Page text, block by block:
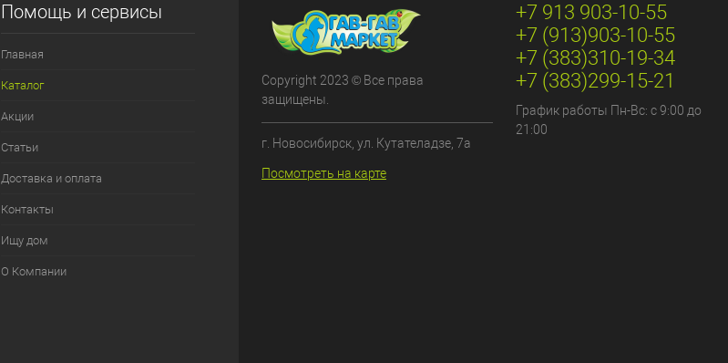
Помощь и сервисы
Главная
Каталог
Акции
Статьи
Доставка и оплата
Контакты
Ищу дом
О Компании
Copyright 2023 © Все права
защищены.
г. Новосибирск, ул. Кутателадзе, 7а
Посмотреть на карте
+7 913 903-10-55
+7 (913)903-10-55
+7 (383)310-19-34
+7 (383)299-15-21
График работы Пн-Вс: с 9:00 до
21:00